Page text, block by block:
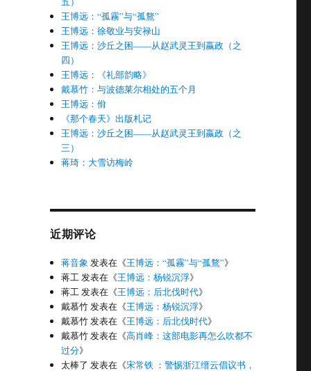
王博远：“孤霧”与“孤鶩”
王博远：徐敬业与安禄山
王博远：沙丘之困——从赵武灵王到嬴政（之
四）
王博远：《礼部韵略》
戴慕竹：与波德莱尔相处的五个月
王博远：佾
《那个春天》出版札记
王博远：沙丘之困——从赵武灵王到嬴政（之
三）
蒋琦：大雪访梅岭
近期评论
蒋音象 发表在《王博远：“孤霧”与“孤鶩”》
蒋工发表在《王博远：杨锐沉浮》
蒋工发表在《王博远：后北伐时代》
戴慕竹发表在《王博远：杨锐沉浮》
戴慕竹发表在《王博远：后北伐时代》
戴慕竹发表在《高肖峰：这部电影再怎么吹都不
过分》
太棒了 发表在《宋常铁 ：警惕浙江缙云倡议书，